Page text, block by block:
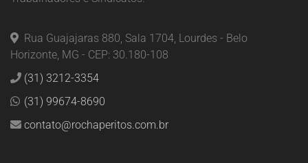
Rua Guajajaras 880, Sala 1704, Lourdes - Belo
Horizonte, MG - CEP: 30.180-108
(31) 3212-3354
(31) 99674-8690
contato@rochaperitos.com.br